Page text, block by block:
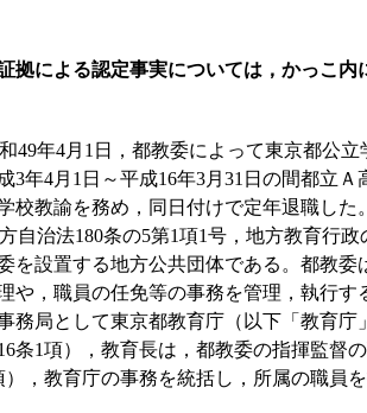
による認定事実については，かっこ内
49年4月1日，都教委によって東京都公
3年4月1日～平成16年3月31日の間都立Ａ
校教諭を務め，同日付けで定年退職した。
自治法180条の5第1項1号，地方教育行
を設置する地方公共団体である。都教
や，職員の任免等の事務を管理，執行
務局として東京都教育庁（以下「教育
条1項），教育長は，都教委の指揮監督
），教育庁の事務を統括し，所属の職員